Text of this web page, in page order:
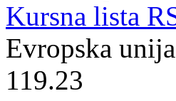
Kursna lista
Evropska unija
119.23